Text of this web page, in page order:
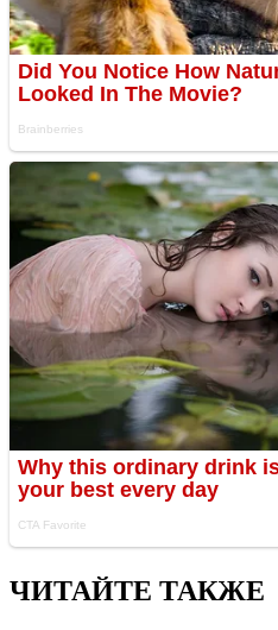
ЧИТАЙТЕ ТАКЖЕ